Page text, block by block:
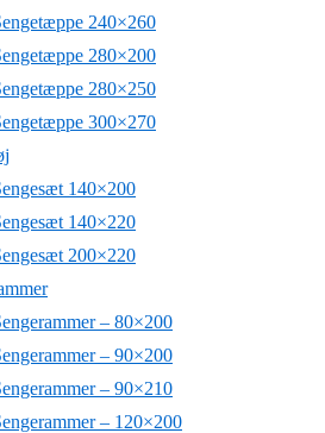
240×260
280×200
280×250
300×270
140×200
140×220
200×220
– 80×200
– 90×200
– 90×210
– 120×200